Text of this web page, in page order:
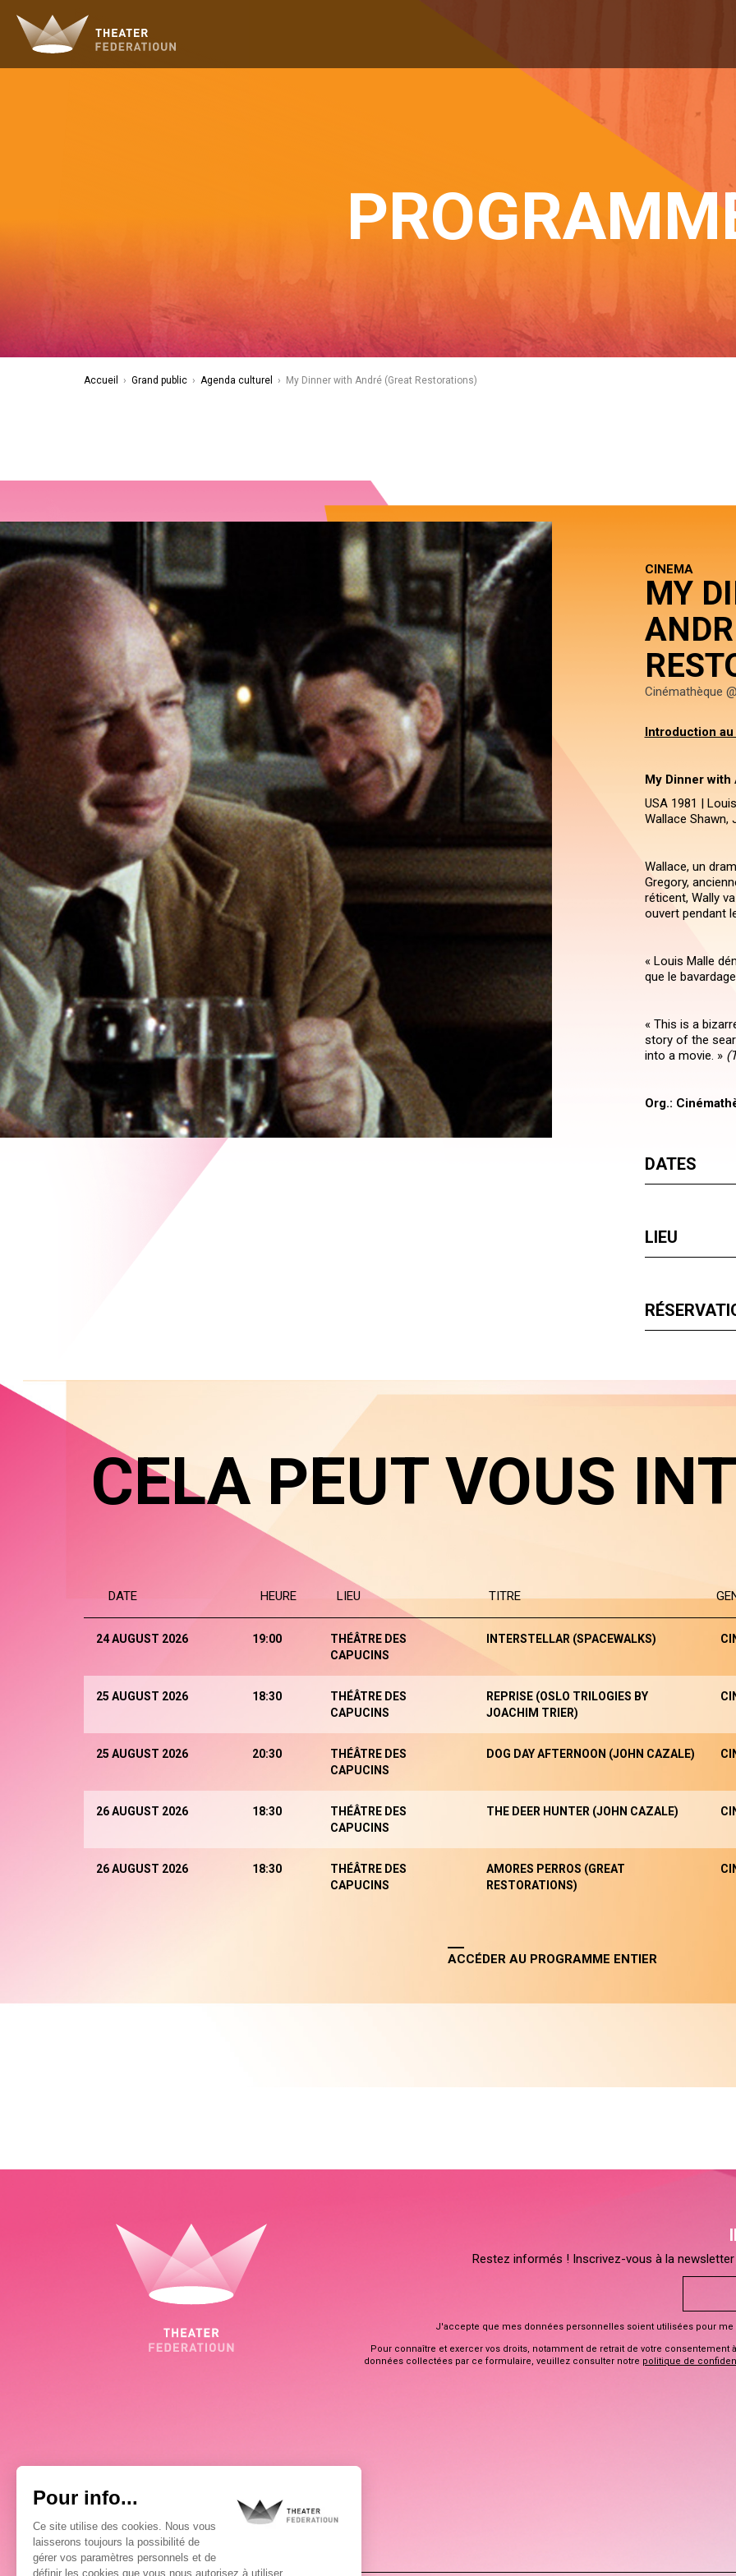
Accueil › Grand public › Agenda culturel › My Dinner with André (Great Restorations)
CINEMA
MY
Cinémathèque
Introduction
My Dinner with
USA 1981 |
Wallace Shawn,
Wallace, un
Gregory,
réticent, Wally
ouvert pendant
« Louis Malle
que le
« This is a
story of the
into a movie. »
Org.:
DATES
LIEU
CELA PEUT VOUS
DATE HEURE LIEU TITRE
24 AUGUST 2026 19:00
THÉÂTRE DES
CAPUCINS
INTERSTELLAR (SPACEWALKS)
25 AUGUST 2026 18:30
THÉÂTRE DES
CAPUCINS
REPRISE (OSLO TRILOGIES BY
JOACHIM TRIER)
25 AUGUST 2026 20:30
THÉÂTRE DES
CAPUCINS
DOG DAY AFTERNOON (JOHN CAZALE)
26 AUGUST 2026 18:30
THÉÂTRE DES
CAPUCINS
THE DEER HUNTER (JOHN CAZALE)
26 AUGUST 2026 18:30
THÉÂTRE DES
CAPUCINS
AMORES PERROS (GREAT
RESTORATIONS)
ACCÉDER AU PROGRAMME ENTIER
Restez informés ! Inscrivez-vous à la
J'accepte que mes données personnelles soient utilisées pour me
Pour connaître et exercer vos droits, notamment de retrait de votre consentement
données collectées par ce formulaire, veuillez consulter notre politique de